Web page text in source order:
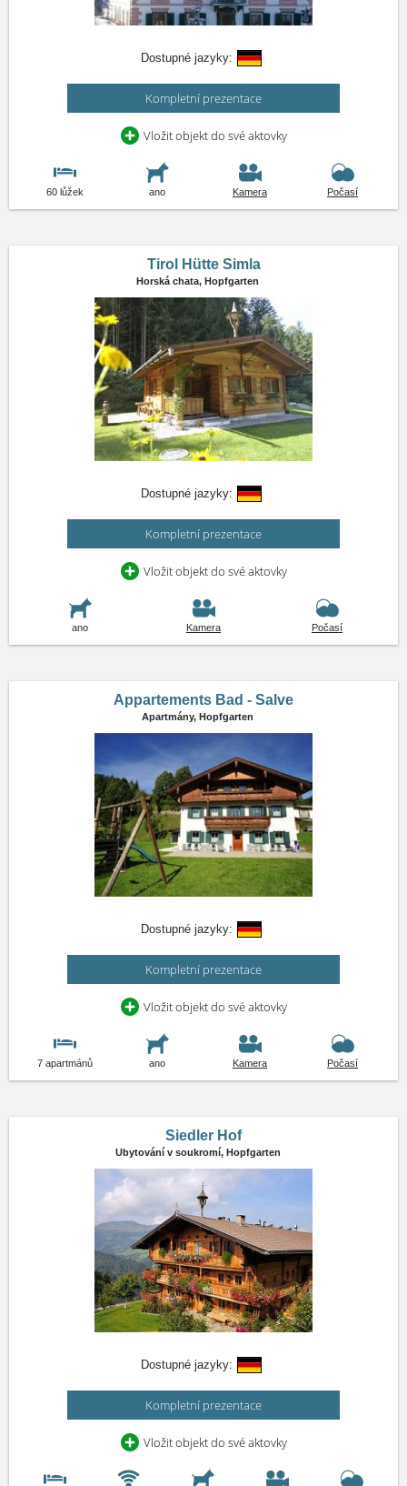
Dostupné jazyky:
Kompletní prezentace
Vložit objekt do své aktovky
60 lůžek ano Kamera Počasí
Tirol Hütte Simla
Horská chata, Hopfgarten
Dostupné jazyky:
Kompletní prezentace
Vložit objekt do své aktovky
ano Kamera Počasí
Appartements Bad - Salve
Apartmány, Hopfgarten
Dostupné jazyky:
Kompletní prezentace
Vložit objekt do své aktovky
7 apartmánů ano Kamera Počasí
Siedler Hof
Ubytování v soukromí, Hopfgarten
Dostupné jazyky:
Kompletní prezentace
Vložit objekt do své aktovky